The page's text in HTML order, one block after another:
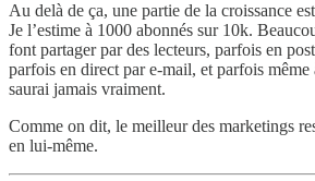
Au delà de ça, une partie de la croissance
Je l’estime à 1000 abonnés sur 10k.
font partager par des lecteurs, parfois en
parfois en direct par e-mail, et parfois
saurai jamais vraiment.
Comme on dit, le meilleur des marketings
en lui-même.